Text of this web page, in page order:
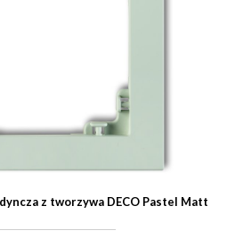
z tworzywa DECO Pastel Matt